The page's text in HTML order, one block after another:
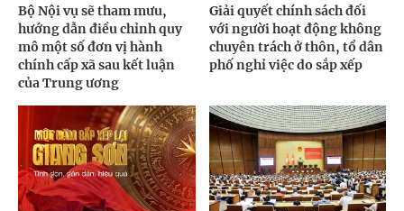
Bộ Nội vụ sẽ tham mưu,
hướng dẫn điều chỉnh quy
mô một số đơn vị hành
chính cấp xã sau kết luận
của Trung ương
Giải quyết chính sách đối
với người hoạt động không
chuyên trách ở thôn, tổ dân
phố nghỉ việc do sắp xếp